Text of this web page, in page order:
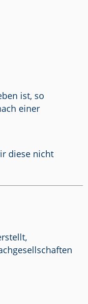
ist, so
einer
diese nicht